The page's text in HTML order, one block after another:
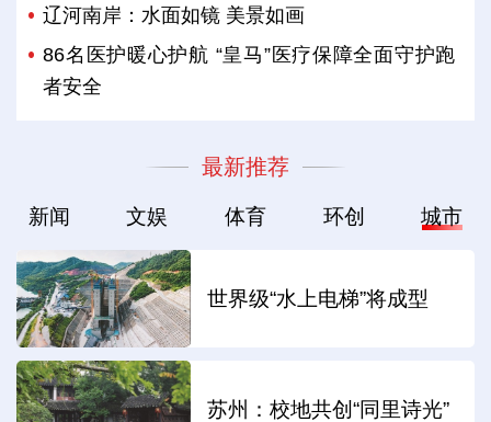
辽河南岸：水面如镜 美景如画
86名医护暖心护航 “皇马”医疗保障全面守护跑
者安全
最新推荐
新闻 文娱 体育 环创 城市
世界级“水上电梯”将成型
苏州：校地共创“同里诗光”